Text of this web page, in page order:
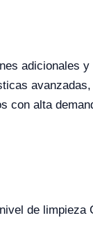
adicionales y
con alta
de limpieza